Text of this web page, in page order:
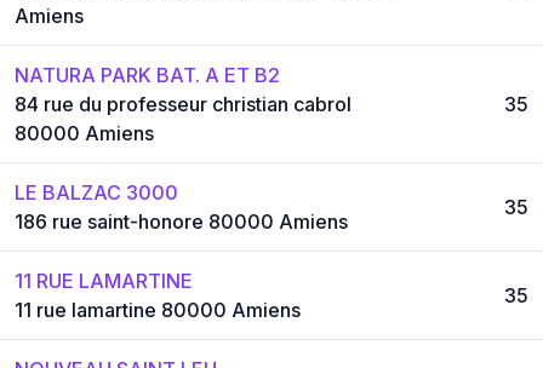
Amiens
NATURA PARK BAT. A ET B2
84 rue du professeur christian cabrol
80000 Amiens
35
LE BALZAC 3000
186 rue saint-honore 80000 Amiens
35
11 RUE LAMARTINE
11 rue lamartine 80000 Amiens
35